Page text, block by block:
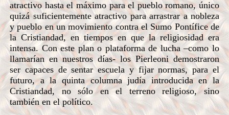
atractivo hasta el máximo para el pueblo romano, único
quizá suficientemente atractivo para arrastrar a nobleza
y pueblo en un movimiento contra el Sumo Pontífice de
la Cristiandad, en tiempos en que la religiosidad era
intensa. Con este plan o plataforma de lucha –como lo
llamarían en nuestros días- los Pierleoni demostraron
ser capaces de sentar escuela y fijar normas, para el
futuro, a la quinta columna judía introducida en la
Cristiandad, no sólo en el terreno religioso, sino
también en el político.